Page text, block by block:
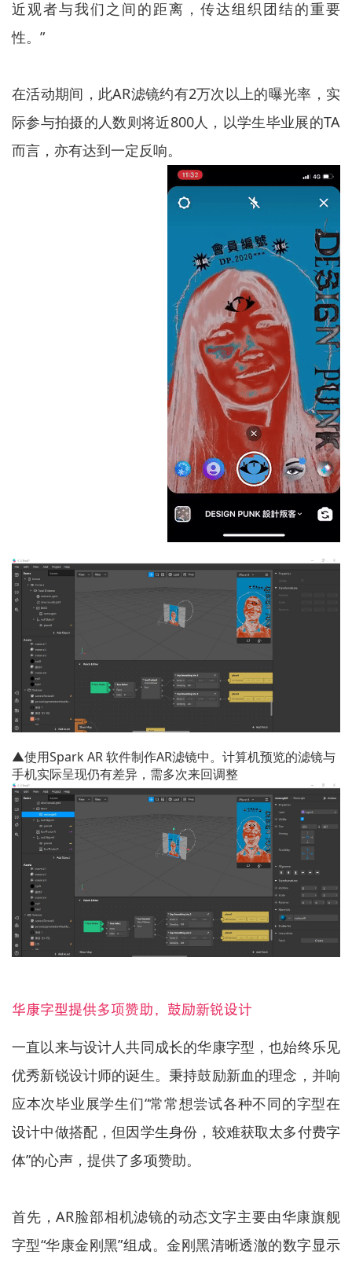
近观者与我们之间的距离，传达组织团结的重要
性。”
在活动期间，此AR滤镜约有2万次以上的曝光率，实
际参与拍摄的人数则将近800人，以学生毕业展的TA
而言，亦有达到一定反响。
▲使用Spark AR 软件制作AR滤镜中。计算机预览的滤镜与
手机实际呈现仍有差异，需多次来回调整
华康字型提供多项赞助，鼓励新锐设计
一直以来与设计人共同成长的华康字型，也始终乐见
优秀新锐设计师的诞生。秉持鼓励新血的理念，并响
应本次毕业展学生们“常常想尝试各种不同的字型在
设计中做搭配，但因学生身份，较难获取太多付费字
体”的心声，提供了多项赞助。
首先，AR脸部相机滤镜的动态文字主要由华康旗舰
字型“华康金刚黑”组成。金刚黑清晰透澈的数字显示